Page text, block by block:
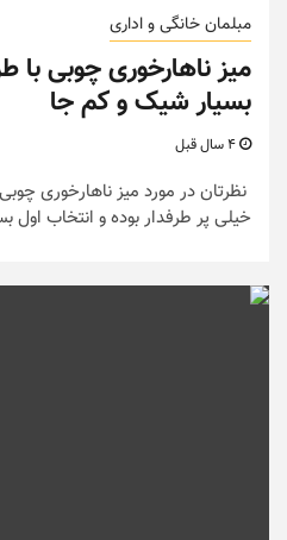
مبلمان خانگی و اداری
میز ناهارخوری چوبی با
بسیار شیک و کم جا
نظرتان در مورد میز ناهارخوری
خیلی پر طرفدار بوده و انتخاب اول